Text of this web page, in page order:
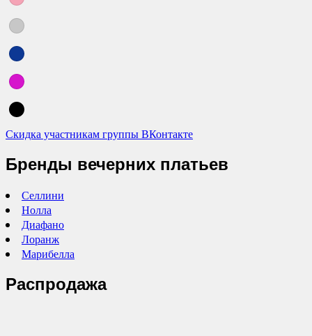
Скидка участникам группы ВКонтакте
Бренды вечерних платьев
Селлини
Нолла
Диафано
Лоранж
Марибелла
Распродажа